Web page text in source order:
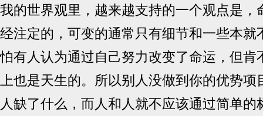
我的世界观里，越来越支持的一个观点是，
经注定的，可变的通常只有细节和一些本就
怕有人认为通过自己努力改变了命运，但肯
上也是天生的。所以别人没做到你的优势项
人缺了什么，而人和人就不应该通过简单的